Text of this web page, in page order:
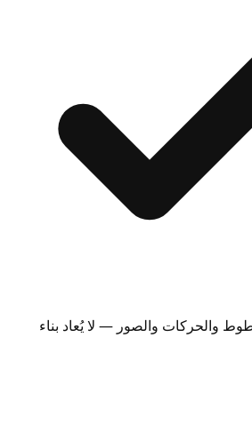
والحركات والصور — لا يُعاد بناء